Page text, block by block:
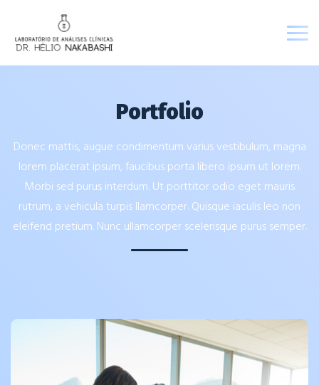
Portfolio
Donec mattis, augue condimentum varius vestibulum, magna
lorem placerat ipsum, faucibus porta libero ipsum ut lorem.
Morbi sed purus interdum. Ut porttitor odio eget mauris
rutrum, a vehicula turpis llamcorper. Quisque iaculis leo non
eleifend pretium. Nunc ullamcorper scelerisque purus semper.